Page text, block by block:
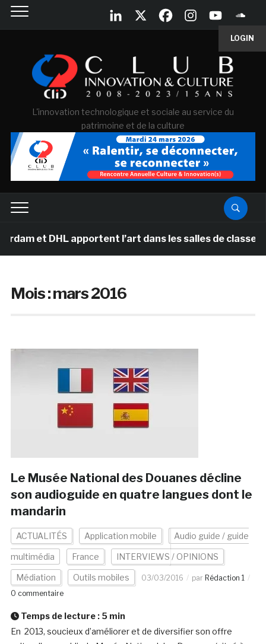
LOGIN
L'innovation technologique et sociale au service du
patrimoine et de la culture
et DHL apportent l’art dans les salles de classe des
Mois :mars 2016
Le Musée National des Douanes décline
son audioguide en quatre langues dont le
mandarin
ACTUALITÉS Application mobile Audio guide / guide
multimédia France INTERVIEWS / OPINIONS
Médiation Outils mobiles 03/03/2016 par Rédaction 1
0 commentaire
Temps de lecture : 5 min
En 2013, soucieux d’améliorer et de diversifier son offre